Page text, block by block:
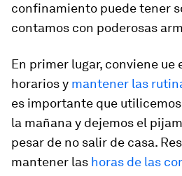
confinamiento puede tener
contamos con poderosas
En primer lugar, conviene
horarios y mantener las
es importante que
la mañana y dejemos el
pesar de no salir de casa.
mantener las horas de las